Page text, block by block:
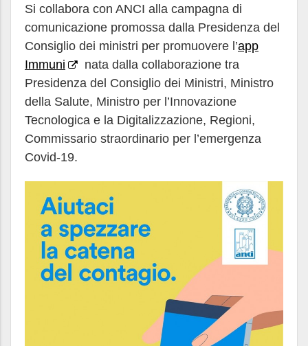
Si collabora con ANCI alla campagna di
comunicazione promossa dalla Presidenza del
Consiglio dei ministri per promuovere l’app
Immuni
nata dalla collaborazione tra
Presidenza del Consiglio dei Ministri, Ministro
della Salute, Ministro per l’Innovazione
Tecnologica e la Digitalizzazione, Regioni,
Commissario straordinario per l’emergenza
Covid-19.